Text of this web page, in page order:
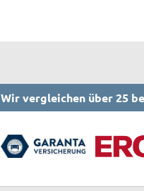
Wir vergleichen über 25